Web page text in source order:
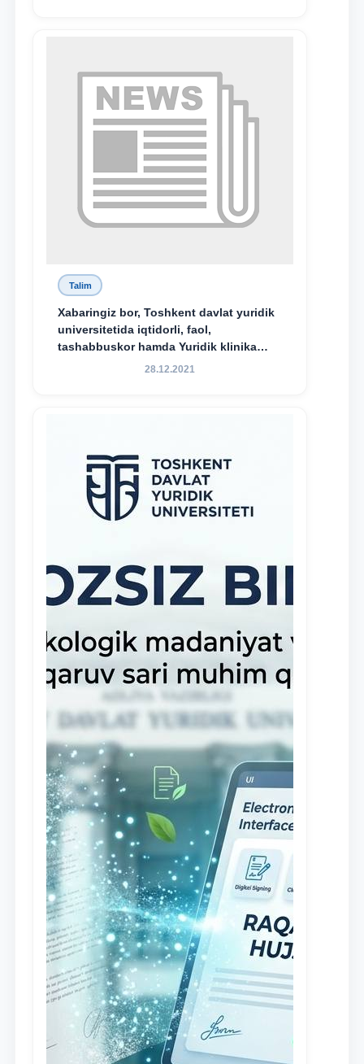
bo‘ldi.
Talim
Xabaringiz bor, Toshkent davlat yuridik
universitetida iqtidorli, faol,
tashabbuskor hamda Yuridik klinika
faoliyatida o‘z bilim va ko‘nikmalarini
28.12.2021